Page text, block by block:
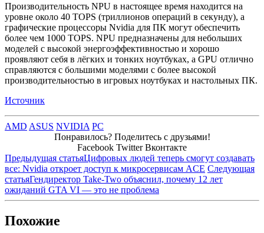
Производительность NPU в настоящее время находится на
уровне около 40 TOPS (триллионов операций в секунду), а
графические процессоры Nvidia для ПК могут обеспечить
более чем 1000 TOPS. NPU предназначены для небольших
моделей с высокой энергоэффективностью и хорошо
проявляют себя в лёгких и тонких ноутбуках, а GPU отлично
справляются с большими моделями с более высокой
производительностью в игровых ноутбуках и настольных ПК.
Источник
AMD ASUS NVIDIA PC
Понравилось? Поделитесь с друзьями!
Facebook Twitter Вконтакте
Предыдущая статьяЦифровых людей теперь смогут создавать
все: Nvidia откроет доступ к микросервисам ACE Следующая
статьяГендиректор Take-Two объяснил, почему 12 лет
ожиданий GTA VI — это не проблема
Похожие